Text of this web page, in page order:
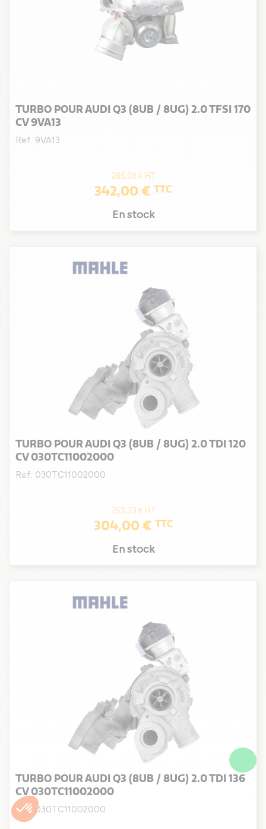
TURBO POUR AUDI Q3 (8UB / 8UG) 2.0 TFSI 170
CV 9VA13
Ref. 9VA13
285,00 € HT
342,00 € TTC
En stock
TURBO POUR AUDI Q3 (8UB / 8UG) 2.0 TDI 120
CV 030TC11002000
Ref. 030TC11002000
253,33 € HT
304,00 € TTC
En stock
TURBO POUR AUDI Q3 (8UB / 8UG) 2.0 TDI 136
CV 030TC11002000
Ref. 030TC11002000